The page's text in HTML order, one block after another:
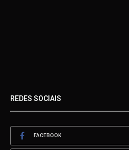
REDES SOCIAIS
FACEBOOK